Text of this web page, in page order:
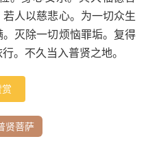
人以慈悲心。为一切众生
灭除一切烦恼罪垢。复得
。不久当入普贤之地。
贤菩萨